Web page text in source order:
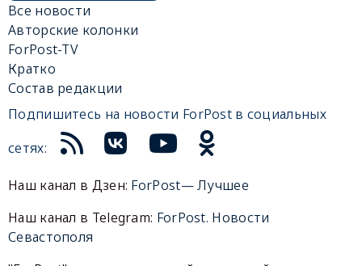
Все новости
Авторские колонки
ForPost-TV
Кратко
Состав редакции
Подпишитесь на новости ForPost в социальных
сетях:
Наш канал в Дзен: ForPost— Лучшее
Наш канал в Telegram: ForPost. Новости
Севастополя